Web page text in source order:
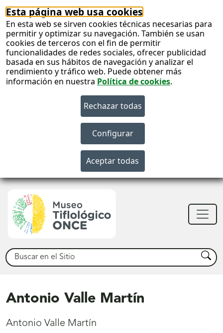
Esta página web usa cookies
En esta web se sirven cookies técnicas necesarias para
permitir y optimizar su navegación. También se usan
cookies de terceros con el fin de permitir
funcionalidades de redes sociales, ofrecer publicidad
basada en sus hábitos de navegación y analizar el
rendimiento y tráfico web. Puede obtener más
información en nuestra Política de cookies.
Buscar Buscar
Antonio Valle Martín
Antonio Valle Martín